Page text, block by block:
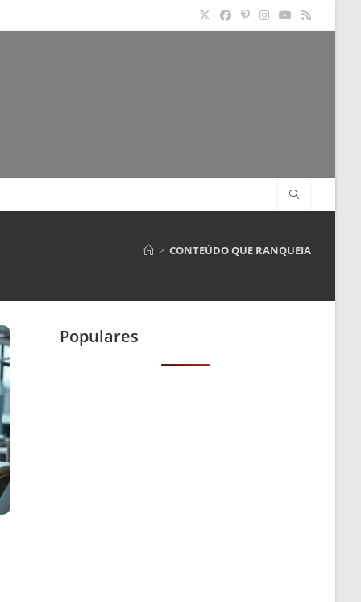
> CONTEÚDO QUE RANQUEIA
Populares